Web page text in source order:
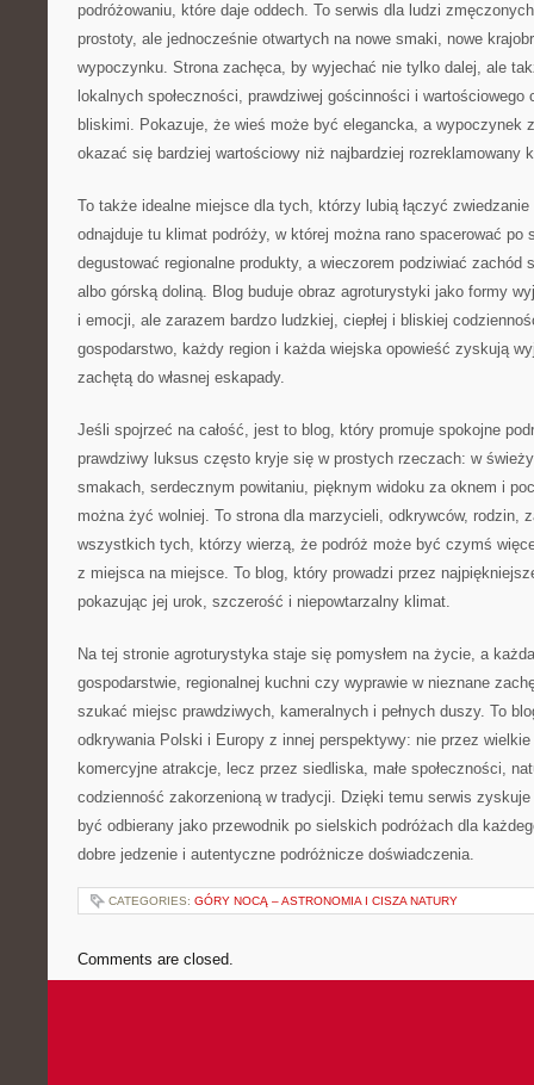
podróżowaniu, które daje oddech. To serwis dla ludzi
prostoty, ale jednocześnie otwartych na nowe smaki, nowe
wypoczynku. Strona zachęca, by wyjechać nie tylko dalej, ale
lokalnych społeczności, prawdziwej gościnności i wartościowego
bliskimi. Pokazuje, że wieś może być elegancka, a wypoczynek
okazać się bardziej wartościowy niż najbardziej rozreklamowany
To także idealne miejsce dla tych, którzy lubią łączyć
odnajduje tu klimat podróży, w której można rano spacerować po
degustować regionalne produkty, a wieczorem podziwiać zachód
albo górską doliną. Blog buduje obraz agroturystyki jako formy
i emocji, ale zarazem bardzo ludzkiej, ciepłej i bliskiej
gospodarstwo, każdy region i każda wiejska opowieść zyskują
zachętą do własnej eskapady.
Jeśli spojrzeć na całość, jest to blog, który promuje spokojne
prawdziwy luksus często kryje się w prostych rzeczach: w
smakach, serdecznym powitaniu, pięknym widoku za oknem i
można żyć wolniej. To strona dla marzycieli, odkrywców, rodzin,
wszystkich tych, którzy wierzą, że podróż może być czymś
z miejsca na miejsce. To blog, który prowadzi przez
pokazując jej urok, szczerość i niepowtarzalny klimat.
Na tej stronie agroturystyka staje się pomysłem na życie, a
gospodarstwie, regionalnej kuchni czy wyprawie w nieznane
szukać miejsc prawdziwych, kameralnych i pełnych duszy. To
odkrywania Polski i Europy z innej perspektywy: nie przez
komercyjne atrakcje, lecz przez siedliska, małe społeczności,
codzienność zakorzenioną w tradycji. Dzięki temu serwis
być odbierany jako przewodnik po sielskich podróżach dla
dobre jedzenie i autentyczne podróżnicze doświadczenia.
CATEGORIES: GÓRY NOCĄ – ASTRONOMIA I CISZA NATURY
Comments are closed.